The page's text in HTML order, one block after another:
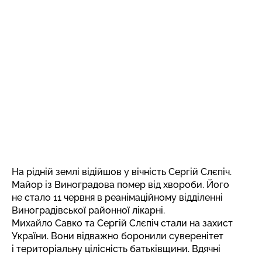
На рідній землі відійшов у вічність Сергій Слєпіч.
Майор із Виноградова помер від хвороби. Його
не стало 11 червня в реанімаційному відділенні
Виноградівської районної лікарні.
Михайло Савко та Сергій Слєпіч стали на захист
України. Вони відважно боронили суверенітет
і територіальну цілісність батьківщини. Вдячні